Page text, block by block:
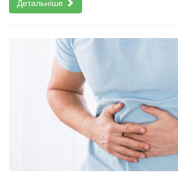
Детальніше